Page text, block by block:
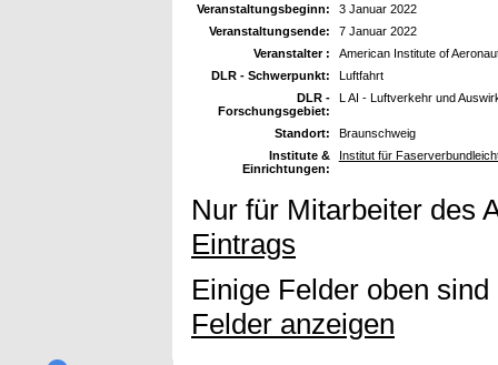
Veranstaltungsbeginn:
3 Januar 2022
Veranstaltungsende:
7 Januar 2022
Veranstalter :
American Institute of
DLR - Schwerpunkt:
Luftfahrt
DLR -
Forschungsgebiet:
L AI - Luftverkehr und
Standort:
Braunschweig
Institute &
Einrichtungen:
Institut für
Nur für Mitarbeiter des
Eintrags
Einige Felder oben
Felder anzeigen